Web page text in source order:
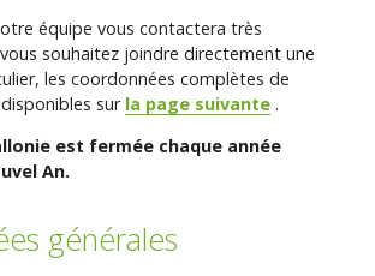
équipe vous contactera très
souhaitez joindre directement une
les coordonnées complètes de
sur la page suivante .
est fermée chaque année
An.
générales